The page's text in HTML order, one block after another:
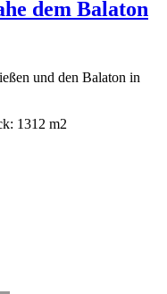
dem Balaton
und den Balaton in
1312 m2